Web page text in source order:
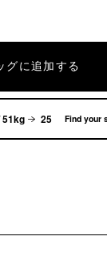
グに追加する
25 Find your